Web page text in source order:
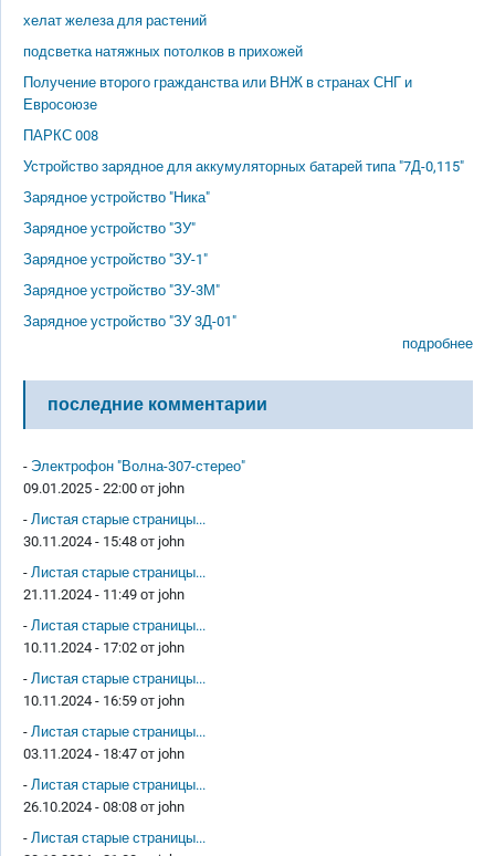
хелат железа для растений
подсветка натяжных потолков в прихожей
Получение второго гражданства или ВНЖ в странах СНГ и
Евросоюзе
ПАРКС 008
Устройство зарядное для аккумуляторных батарей типа "7Д-0,115"
Зарядное устройство "Ника"
Зарядное устройство "ЗУ"
Зарядное устройство "ЗУ-1"
Зарядное устройство "ЗУ-3М"
Зарядное устройство "ЗУ 3Д-01"
подробнее
последние комментарии
- Электрофон "Волна-307-стерео"
09.01.2025 - 22:00 от john
- Листая старые страницы...
30.11.2024 - 15:48 от john
- Листая старые страницы...
21.11.2024 - 11:49 от john
- Листая старые страницы...
10.11.2024 - 17:02 от john
- Листая старые страницы...
10.11.2024 - 16:59 от john
- Листая старые страницы...
03.11.2024 - 18:47 от john
- Листая старые страницы...
26.10.2024 - 08:08 от john
- Листая старые страницы...